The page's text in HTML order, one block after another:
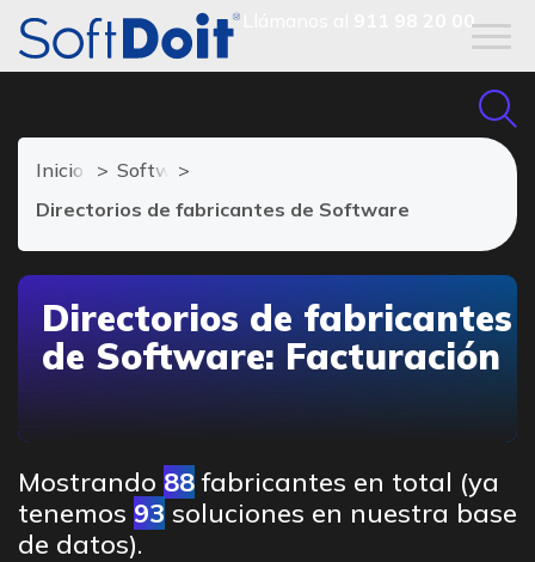
911 98 20 00
Inicio
Software de Facturación
Directorios de fabricantes de Software
Directorios de fabricantes
de Software: Facturación
Mostrando 88fabricantes en total (ya
tenemos 93 soluciones en nuestra base
de datos).